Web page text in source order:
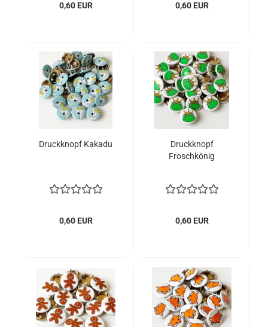
0,60 EUR 0,60 EUR
Druckknopf Kakadu
0,60 EUR
Druckknopf
Froschkönig
0,60 EUR